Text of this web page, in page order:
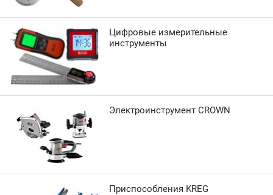
Цифровые измерительные
инструменты
Электроинструмент CROWN
Приспособления KREG